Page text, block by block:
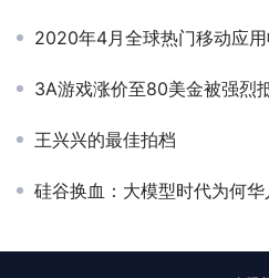
2020年4月全球热门移动应用
3A游戏涨价至80美金被强烈抵制，为什么
王兴兴的最佳拍档
硅谷换血：大模型时代为何